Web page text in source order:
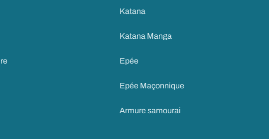
Katana
Katana Manga
Epée
Epée Maçonnique
Armure samourai